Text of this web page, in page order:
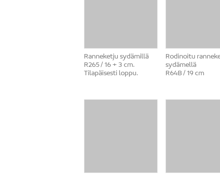
Ranneketju sydämillä
R265 / 16 + 3 cm.
Tilapäisesti loppu.
Rodinoitu
sydämellä
R64B / 19 cm